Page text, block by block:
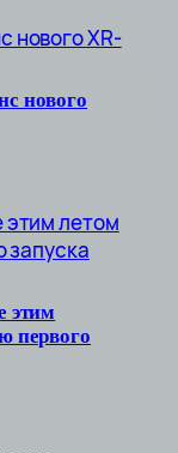
нового
этим
первого